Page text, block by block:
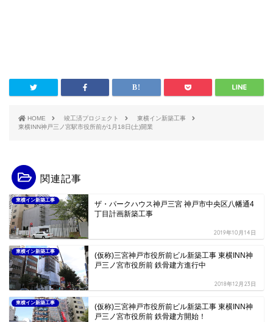
HOME 竣工済プロジェクト
東横イン新築工事
東横INN神戸三ノ宮駅市役所前が1月18日(土)開業
関連記事
東横イン新築工事
ザ・パークハウス神戸三宮 神戸市中央区八幡通4
丁目計画新築工事
2019年10月14日
東横イン新築工事
(仮称)三宮神戸市役所前ビル新築工事 東横INN神
戸三ノ宮市役所前 鉄骨建方進行中
2018年12月23日
東横イン新築工事
(仮称)三宮神戸市役所前ビル新築工事 東横INN神
戸三ノ宮市役所前 鉄骨建方開始！